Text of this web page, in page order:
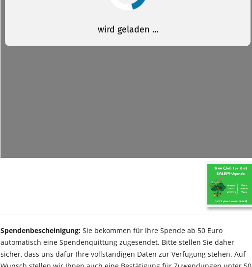
Spendenbescheinigung: Sie bekommen für Ihre Spende ab 50 Euro
automatisch eine Spendenquittung zugesendet. Bitte stellen Sie daher
sicher, dass uns dafür Ihre vollständigen Daten zur Verfügung stehen. Auf